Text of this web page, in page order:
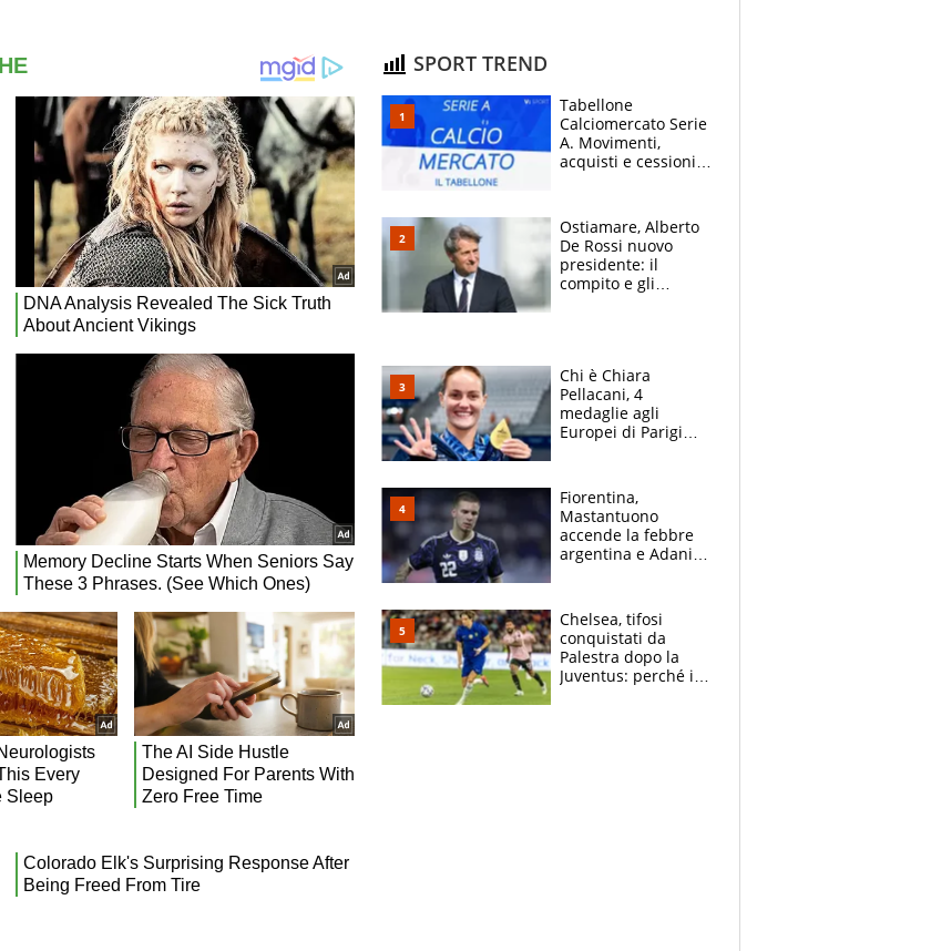
SPORT TREND
Tabellone
Calciomercato Serie
A. Movimenti,
acquisti e cessioni:
Ostiamare, Alberto
De Rossi nuovo
presidente: il
compito e gli
Chi è Chiara
Pellacani, 4
medaglie agli
Europei di Parigi
giornalista, mamma
insegnante e il
fratello calciatore
Fiorentina,
Mastantuono
accende la febbre
argentina e Adani
festa’ a Commisso
Chelsea, tifosi
conquistati da
Palestra dopo la
Juventus: perché i